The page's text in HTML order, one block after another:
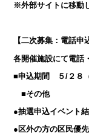
※外部サイトに移動
【二次募集：電話申
各開催施設にて電
■申込期間 ５/２８
■その他
●抽選申込イベント
●区外の方の区民優